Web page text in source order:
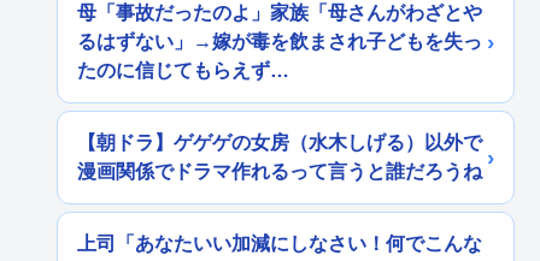
母「事故だったのよ」家族「母さんがわざとや
るはずない」→嫁が毒を飲まされ子どもを失っ
たのに信じてもらえず…
【朝ドラ】ゲゲゲの女房（水木しげる）以外で
漫画関係でドラマ作れるって言うと誰だろうね
上司「あなたいい加減にしなさい！何でこんな